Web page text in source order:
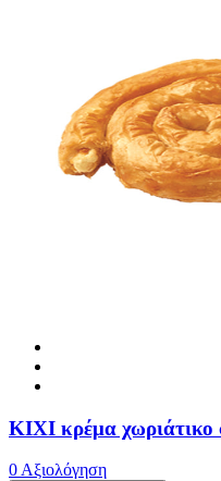
ΚΙΧΙ κρέμα
0 Αξιολόγηση